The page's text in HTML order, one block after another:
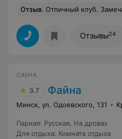
Отзыв. Отличный клуб. Замечательные и компетентные детские тренеры по фитнесу, хочу отметить Гавриленко Елену и Смаль Ирину и в бассейне Косило
Отзывы24
САУНА
3.7 Файна
Минск, ул. Одоевского, 131
Парная: Русская На дровах
Для отдыха: Комната отдыха